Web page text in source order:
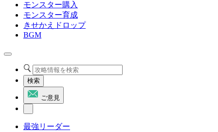
モンスター購入
モンスター育成
きせかえドロップ
BGM
検索
ご意見
最強リーダー